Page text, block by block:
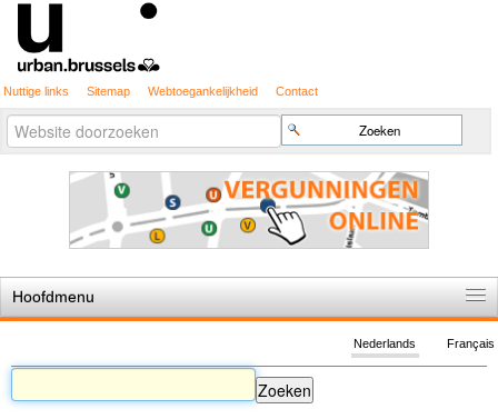
Nuttige links Sitemap Webtoegankelijkheid Contact
Zoek
Geavanceerd
zoeken...
Hoofdmenu
De spelregels
Stedenbouwkundige vergunning
Français
Nederlands